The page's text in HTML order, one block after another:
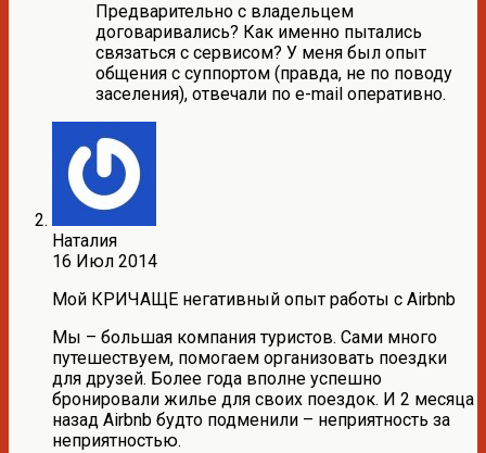
Предварительно с владельцем
договаривались? Как именно пытались
связаться с сервисом? У меня был опыт
общения с суппортом (правда, не по поводу
заселения), отвечали по e-mail оперативно.
Наталия
16 Июл 2014
Мой КРИЧАЩЕ негативный опыт работы с Airbnb
Мы – большая компания туристов. Сами много
путешествуем, помогаем организовать поездки
для друзей. Более года вполне успешно
бронировали жилье для своих поездок. И 2 месяца
назад Airbnb будто подменили – неприятность за
неприятностью.